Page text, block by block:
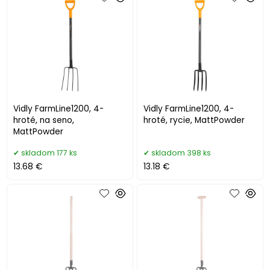
Vidly FarmLine1200, 4-
hroté, na seno,
MattPowder
skladom 177 ks
13.68 €
Vidly FarmLine1200, 4-
hroté, rycie, MattPowder
skladom 398 ks
13.18 €